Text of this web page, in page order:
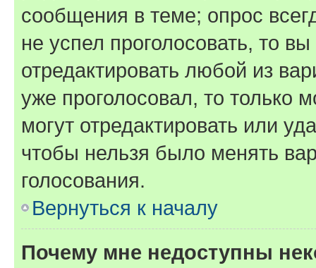
сообщения в теме; опрос
не успел проголосовать, то
отредактировать любой из
уже проголосовал, то только
могут отредактировать или
чтобы нельзя было менять
голосования.
Вернуться к началу
Почему мне недоступны